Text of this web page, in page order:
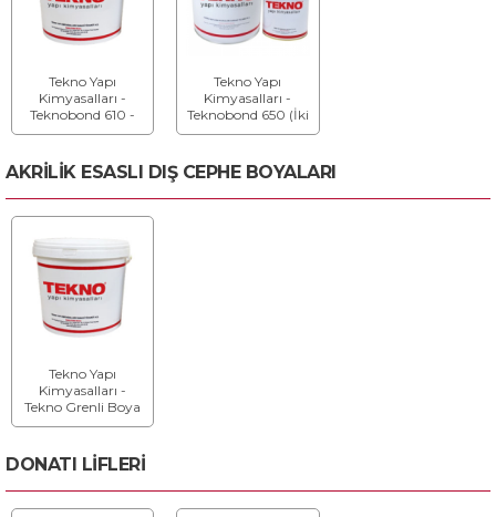
Tekno Yapı
Kimyasalları -
Teknobond 610 -
Kimyasal
Kaplama
Tekno Yapı
Kimyasalları -
Teknobond 650 (İki
Bileşenli) - Solventli
AKRİLİK ESASLI DIŞ CEPHE BOYALARI
Tekno Yapı
Kimyasalları -
Tekno Grenli Boya
- Grenli Dış Cephe
DONATI LİFLERİ